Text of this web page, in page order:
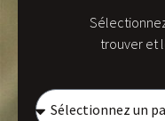
trouver et